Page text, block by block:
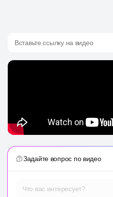
Вставьте ссылку на видео
Задайте вопрос по видео
Что вас интересует?